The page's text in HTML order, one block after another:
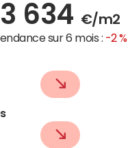
3 634 €/m2
sur 6 mois : -2 %